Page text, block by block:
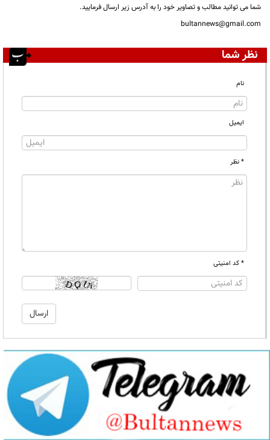
شما می توانید مطالب و تصاویر خود را به آدرس زیر ارسال فرمایید.
bultannews@gmail.com
نظر شما
نام
ایمیل
* نظر
* کد امنیتی